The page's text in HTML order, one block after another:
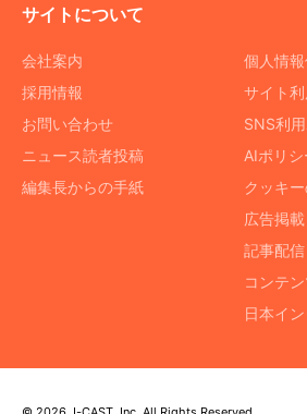
サイトについて
会社案内
採用情報
お問い合わせ
ニュース読者投稿
編集長からの手紙
個人情
サイト
SNS利
AIポリシ
クッキ
広告掲載
記事配信
コンテ
日本イ